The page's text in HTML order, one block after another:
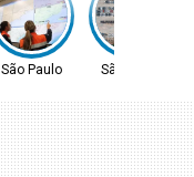
São Paulo São Paulo